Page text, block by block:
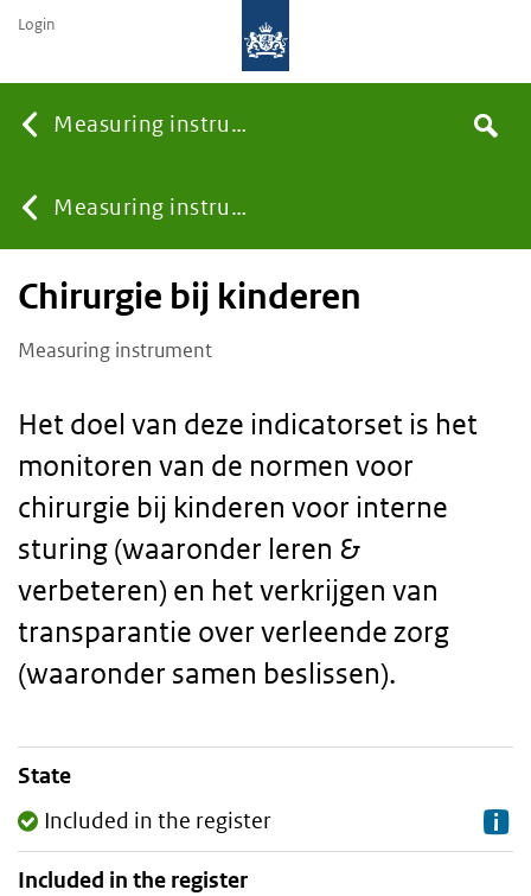
Measuring instruments
You
are
Measuring instruments
Search
Login
Chirurgie bij kinderen
Measuring instrument
Het doel van deze indicatorset is het
monitoren van de normen voor
chirurgie bij kinderen voor interne
sturing (waaronder leren &
verbeteren) en het verkrijgen van
transparantie over verleende zorg
(waaronder samen beslissen).
Staalkaart
State
Included in the register
Included in the register